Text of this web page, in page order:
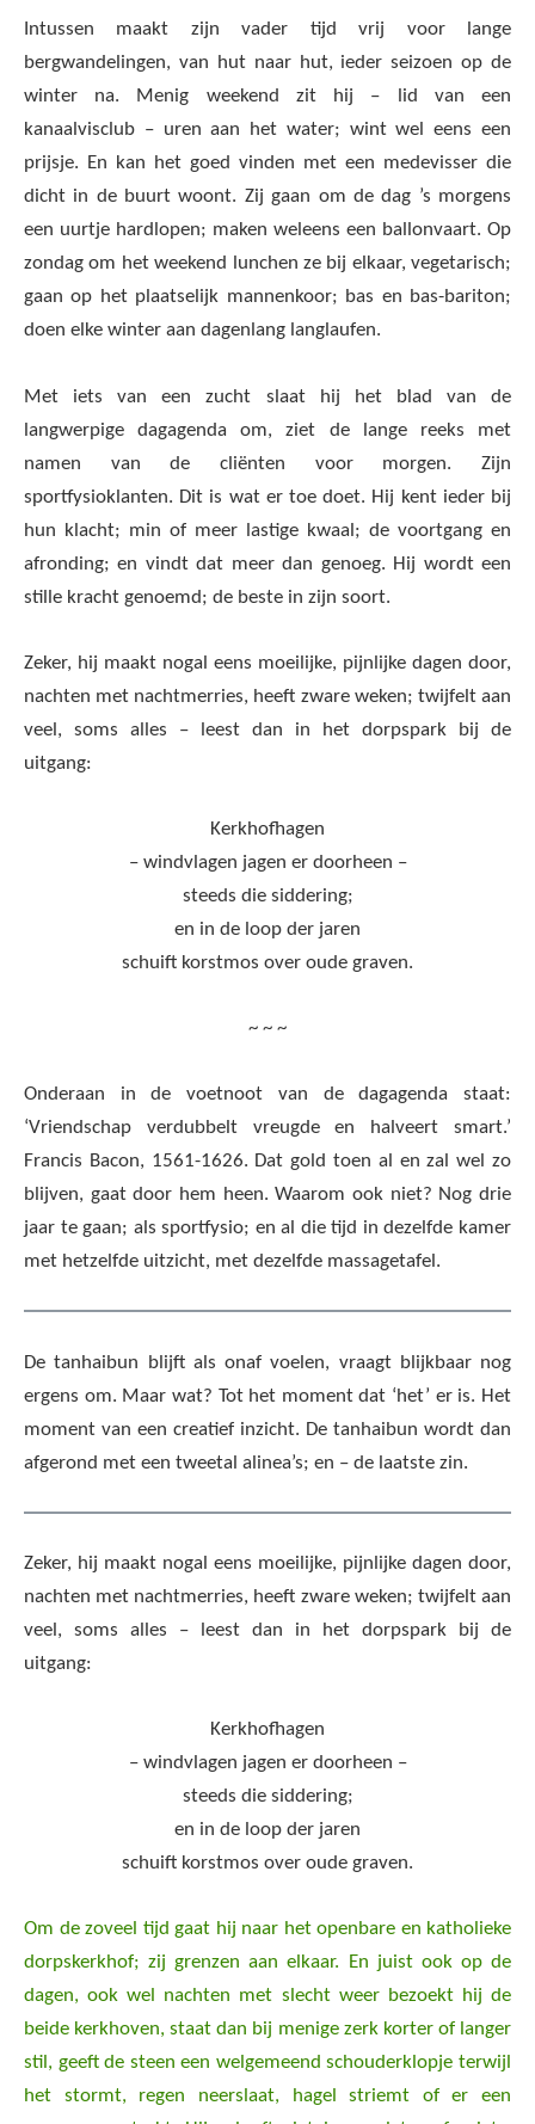
Intussen maakt zijn vader tijd vrij voor lange
bergwandelingen, van hut naar hut, ieder seizoen op de
winter na. Menig weekend zit hij – lid van een
kanaalvisclub – uren aan het water; wint wel eens een
prijsje. En kan het goed vinden met een medevisser die
dicht in de buurt woont. Zij gaan om de dag ’s morgens
een uurtje hardlopen; maken weleens een ballonvaart. Op
zondag om het weekend lunchen ze bij elkaar, vegetarisch;
gaan op het plaatselijk mannenkoor; bas en bas-bariton;
doen elke winter aan dagenlang langlaufen.
Met iets van een zucht slaat hij het blad van de
langwerpige dagagenda om, ziet de lange reeks met
namen van de cliënten voor morgen. Zijn
sportfysioklanten. Dit is wat er toe doet. Hij kent ieder bij
hun klacht; min of meer lastige kwaal; de voortgang en
afronding; en vindt dat meer dan genoeg. Hij wordt een
stille kracht genoemd; de beste in zijn soort.
Zeker, hij maakt nogal eens moeilijke, pijnlijke dagen door,
nachten met nachtmerries, heeft zware weken; twijfelt aan
veel, soms alles – leest dan in het dorpspark bij de
uitgang:
Kerkhofhagen
– windvlagen jagen er doorheen –
steeds die siddering;
en in de loop der jaren
schuift korstmos over oude graven.
~ ~ ~
Onderaan in de voetnoot van de dagagenda staat:
‘Vriendschap verdubbelt vreugde en halveert smart.’
Francis Bacon, 1561-1626. Dat gold toen al en zal wel zo
blijven, gaat door hem heen. Waarom ook niet? Nog drie
jaar te gaan; als sportfysio; en al die tijd in dezelfde kamer
met hetzelfde uitzicht, met dezelfde massagetafel.
De tanhaibun blijft als onaf voelen, vraagt blijkbaar nog
ergens om. Maar wat? Tot het moment dat ‘het’ er is. Het
moment van een creatief inzicht. De tanhaibun wordt dan
afgerond met een tweetal alinea’s; en – de laatste zin.
Zeker, hij maakt nogal eens moeilijke, pijnlijke dagen door,
nachten met nachtmerries, heeft zware weken; twijfelt aan
veel, soms alles – leest dan in het dorpspark bij de
uitgang:
Kerkhofhagen
– windvlagen jagen er doorheen –
steeds die siddering;
en in de loop der jaren
schuift korstmos over oude graven.
Om de zoveel tijd gaat hij naar het openbare en katholieke
dorpskerkhof; zij grenzen aan elkaar. En juist ook op de
dagen, ook wel nachten met slecht weer bezoekt hij de
beide kerkhoven, staat dan bij menige zerk korter of langer
stil, geeft de steen een welgemeend schouderklopje terwijl
het stormt, regen neerslaat, hagel striemt of er een